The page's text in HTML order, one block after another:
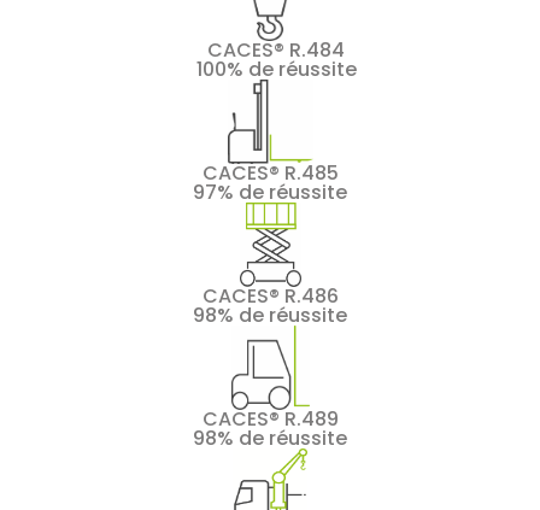
CACES® R.484
100% de réussite
CACES® R.485
97% de réussite
CACES® R.486
98% de réussite
CACES® R.489
98% de réussite